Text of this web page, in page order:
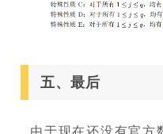
五、最后